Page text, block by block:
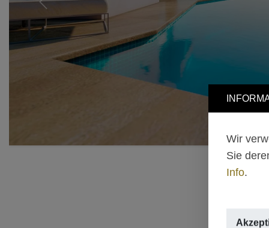
Wir
Sie
Info.
Previous